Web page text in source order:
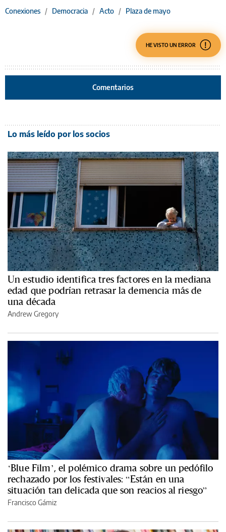
Conexiones / Democracia / Acto / Plaza de mayo
HE VISTO UN ERROR
Comentarios
Lo más leído por los socios
Un estudio identifica tres factores en la mediana
edad que podrían retrasar la demencia más de
una década
Andrew Gregory
‘Blue Film’, el polémico drama sobre un pedófilo
rechazado por los festivales: “Están en una
situación tan delicada que son reacios al riesgo”
Francisco Gámiz